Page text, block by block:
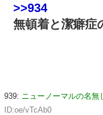
>>934
無頓着と潔癖症
939: ニューノーマルの名無
ID:oe/vTcAb0